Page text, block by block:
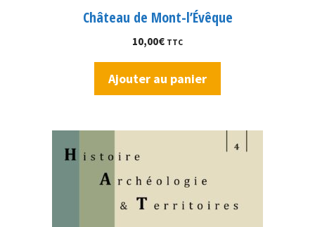
Château de Mont-l’Évêque
10,00€ TTC
Ajouter au panier